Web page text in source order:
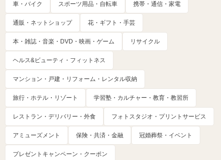
車・バイク スポーツ用品・自転車 携帯・通信・家電
通販・ネットショップ 花・ギフト・手芸
本・雑誌・音楽・DVD・映画・ゲーム リサイクル
ヘルス&ビューティ・フィットネス
マンション・戸建・リフォーム・レンタル収納
旅行・ホテル・リゾート 学習塾・カルチャー・教育・教習所
レストラン・デリバリー・外食 フォトスタジオ・プリントサービス
アミューズメント 保険・共済・金融 冠婚葬祭・イベント
プレゼントキャンペーン・クーポン